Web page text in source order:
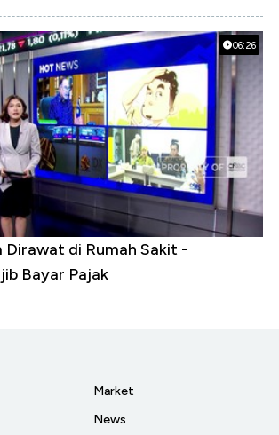
06:26
Dirawat di Rumah Sakit -
Bayar Pajak
Market
News